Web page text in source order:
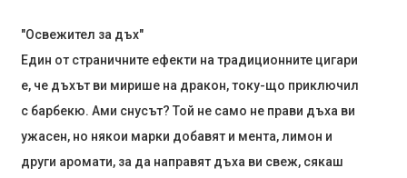
"Освежител за дъх"
Един от страничните ефекти на традиционните цигари
е, че дъхът ви мирише на дракон, току-що приключил
с барбекю. Ами снусът? Той не само не прави дъха ви
ужасен, но някои марки добавят и мента, лимон и
други аромати, за да направят дъха ви свеж, сякаш